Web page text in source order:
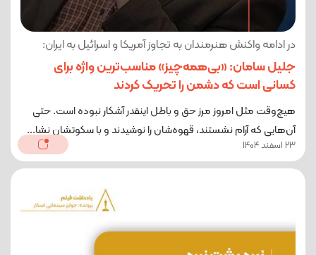
در ادامه واکنش هنرمندان به تجاوز آمریکا و اسرائیل به ایران:
جلیل سامان: «بی‌همه‌چیز» مناسب‌ترین واژه برای
کسانی است که دشمن را تحریک کردند
هیچ‌وقت مثل امروز مرز حق و باطل اینقدر آشکار نبوده است. حتی
آن‌هایی که آرام نشستند، قهوه‌شان را نوشیدند و با سکوتشان نشا...
23 اسفند 1404